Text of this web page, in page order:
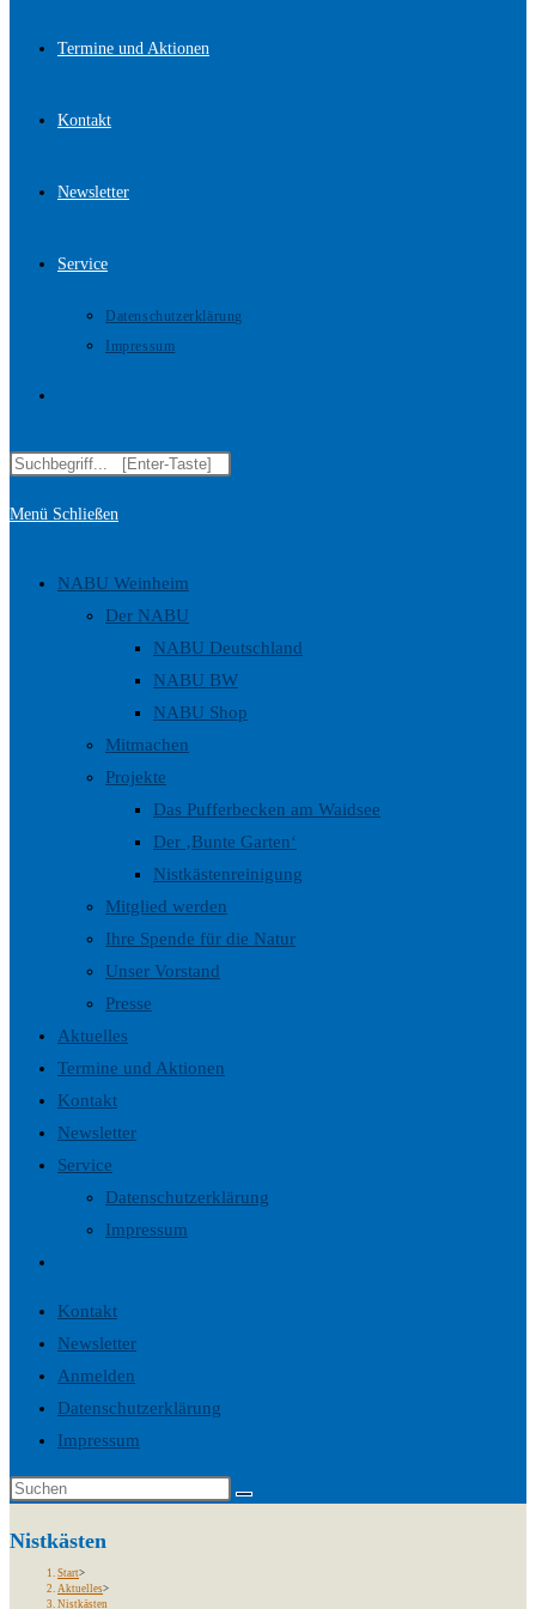
Termine und Aktionen
Kontakt
Newsletter
Service
Datenschutzerklärung
Impressum
Suche
Diese
durchsuchen
Menü Schließen
NABU Weinheim
Der NABU
NABU Deutschland
NABU BW
NABU Shop
Mitmachen
Projekte
Das Pufferbecken am Waidsee
Der ‚Bunte Garten‘
Nistkästenreinigung
Mitglied werden
Ihre Spende für die Natur
Unser Vorstand
Presse
Aktuelles
Termine und Aktionen
Kontakt
Newsletter
Service
Datenschutzerklärung
Impressum
umschalten
Kontakt
Newsletter
Anmelden
Datenschutzerklärung
Impressum
Nistkästen
Start>
Aktuelles>
Nistkästen